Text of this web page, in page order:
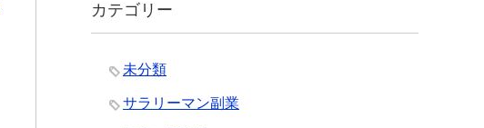
カテゴリー
未分類
サラリーマン副業